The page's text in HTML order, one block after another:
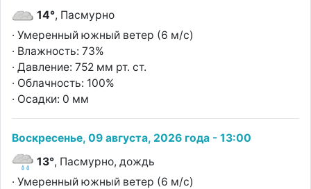
14°, Пасмурно
· Умеренный южный ветер (6 м/с)
· Влажность: 73%
· Давление: 752 мм рт. ст.
· Облачность: 100%
· Осадки: 0 мм
Воскресенье, 09 августа, 2026 года - 13:00
13°, Пасмурно, дождь
· Умеренный южный ветер (6 м/с)